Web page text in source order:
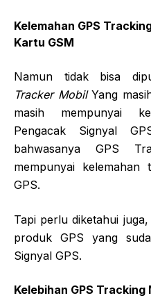
Kelemahan GPS
Kartu GSM
Namun tidak bisa
Tracker MobilYang
masih mempunyai
Pengacak Signyal
bahwasanya GPS
mempunyai kelemahan
GPS.
Tapi perlu diketahui
produk GPS yang
Signyal GPS.
Kelebihan GPS